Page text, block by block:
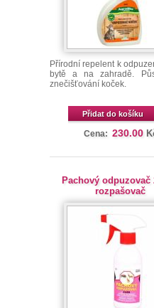
Přírodní repelent k
bytě a na zahradě.
znečišťování koček.
Přidat do košíku
Cena: 230.00
Pachový odpuzovač
rozpašovač